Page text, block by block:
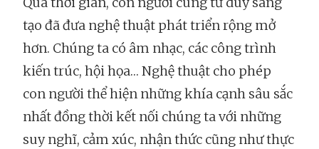
tạo đã đưa nghệ thuật phát triển rộng mở
hơn. Chúng ta có âm nhạc, các công trình
kiến trúc, hội họa… Nghệ thuật cho phép
con người thể hiện những khía cạnh sâu sắc
nhất đồng thời kết nối chúng ta với những
suy nghĩ, cảm xúc, nhận thức cũng như thực